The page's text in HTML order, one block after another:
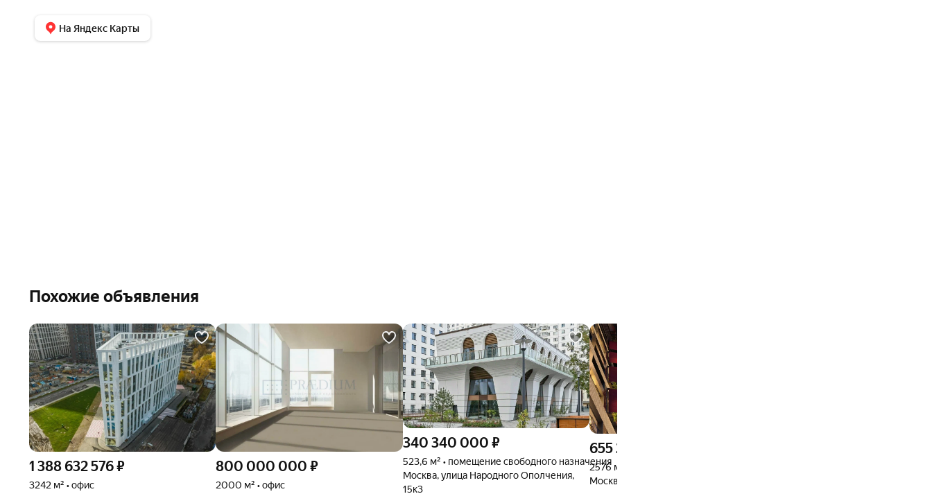
На Яндекс Карты
Похожие объявления
1 388 632 576₽
3242 м² • офис
800 000 000 ₽
2000 м² • офис
340 340 000 ₽
523,6 м² • помещение свободного назначения
Москва, улица Народного Ополчения,
15к3
655 232 640
2576 м² • помещение свободного назначения
Москва, улица Зорге, 9к1